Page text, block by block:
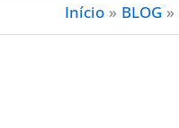
Início BLOG